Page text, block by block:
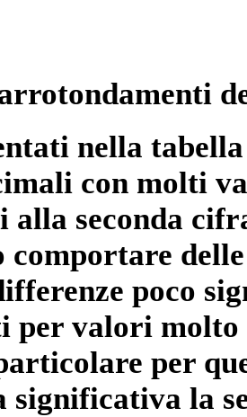
nella
con molti
seconda
comportare
poco
per valori
per
la